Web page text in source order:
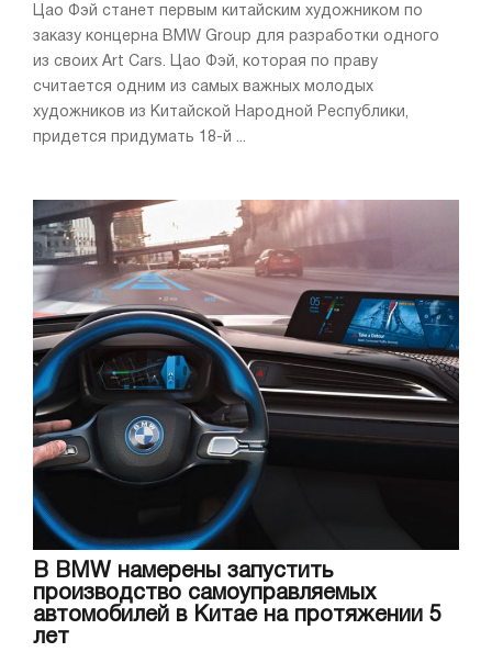
Цао Фэй станет первым китайским художником по
заказу концерна BMW Group для разработки одного
из своих Art Cars. Цао Фэй, которая по праву
считается одним из самых важных молодых
художников из Китайской Народной Республики,
придется придумать 18-й ...
В BMW намерены запустить
производство самоуправляемых
автомобилей в Китае на протяжении 5
лет